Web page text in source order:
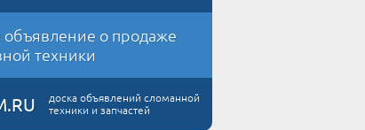
объявление о продаже
техники
доска объявлений сломанной
техники и запчастей